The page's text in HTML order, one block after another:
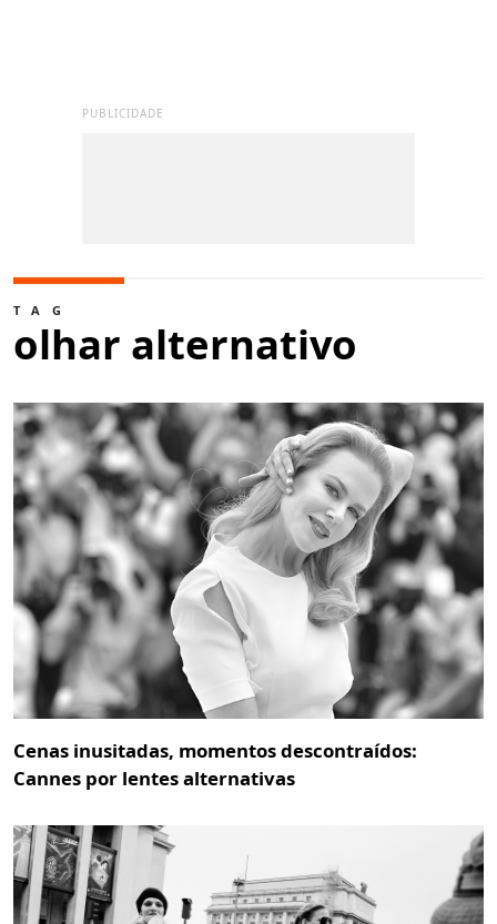
PUBLICIDADE
TAG
olhar alternativo
Cenas inusitadas, momentos descontraídos:
Cannes por lentes alternativas